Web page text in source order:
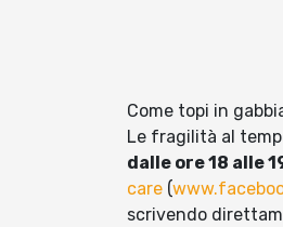
Come topi in
Le fragilità al
dalle ore 18 alle
care (
scrivendo